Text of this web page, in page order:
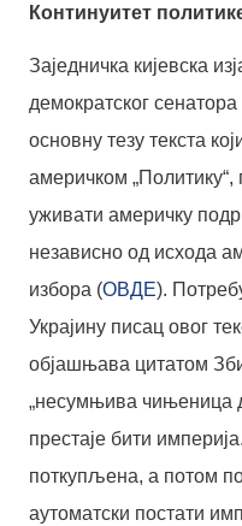
Континуитет
Заједничка кијевска
демократског
основну тезу текста
америчком „Политику“,
уживати америчку
независно од исхода
избора (ОВДЕ).
Украјину писац овог
објашњава цитатом
„несумњива чињеница
престаје бити
поткупљена, а потом
аутоматски постати